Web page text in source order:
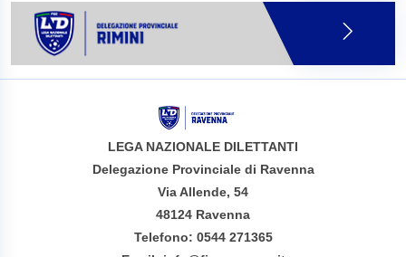
LEGA NAZIONALE DILETTANTI
Delegazione Provinciale di Ravenna
Via Allende, 54
48124 Ravenna
Telefono: 0544 271365